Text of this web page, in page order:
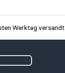
Werktag versandt